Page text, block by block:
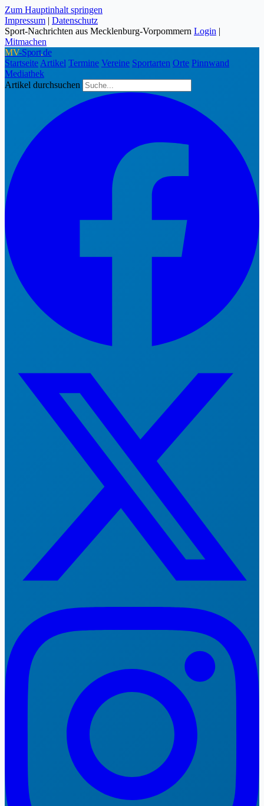
Zum Hauptinhalt springen
Impressum | Datenschutz
Sport-Nachrichten aus Mecklenburg-Vorpommern Login |
Mitmachen
MV-Sport.de
Startseite Artikel Termine Vereine Sportarten Orte Pinnwand
Mediathek
Artikel durchsuchen